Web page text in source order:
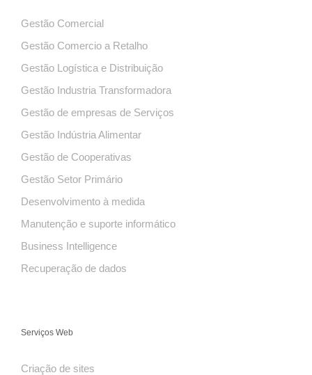
Gestão Comercial
Gestão Comercio a Retalho
Gestão Logística e Distribuição
Gestão Industria Transformadora
Gestão de empresas de Serviços
Gestão Indústria Alimentar
Gestão de Cooperativas
Gestão Setor Primário
Desenvolvimento à medida
Manutenção e suporte informático
Business Intelligence
Recuperação de dados
Serviços Web
Criação de sites